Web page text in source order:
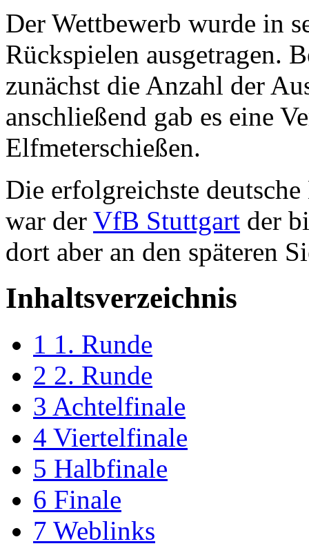
Der Wettbewerb wurde in
Rückspielen ausgetragen.
zunächst die Anzahl der
anschließend gab es eine
Elfmeterschießen.
Die erfolgreichste
war der VfB Stuttgart der
dort aber an den späteren
Inhaltsverzeichnis
1 1. Runde
2 2. Runde
3 Achtelfinale
4 Viertelfinale
5 Halbfinale
6 Finale
7 Weblinks